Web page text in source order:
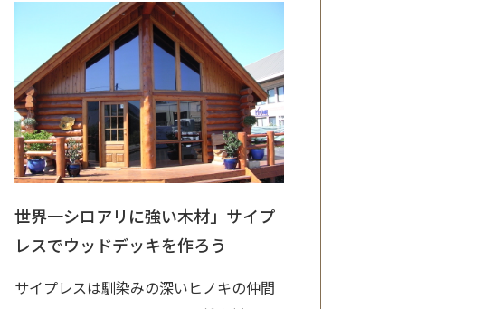
世界一シロアリに強い木材」サイプ
レスでウッドデッキを作ろう
サイプレスは馴染みの深いヒノキの仲間